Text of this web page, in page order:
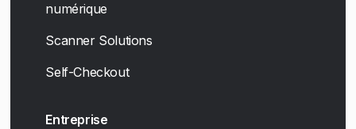
numérique
Scanner Solutions
Self-Checkout
Entreprise